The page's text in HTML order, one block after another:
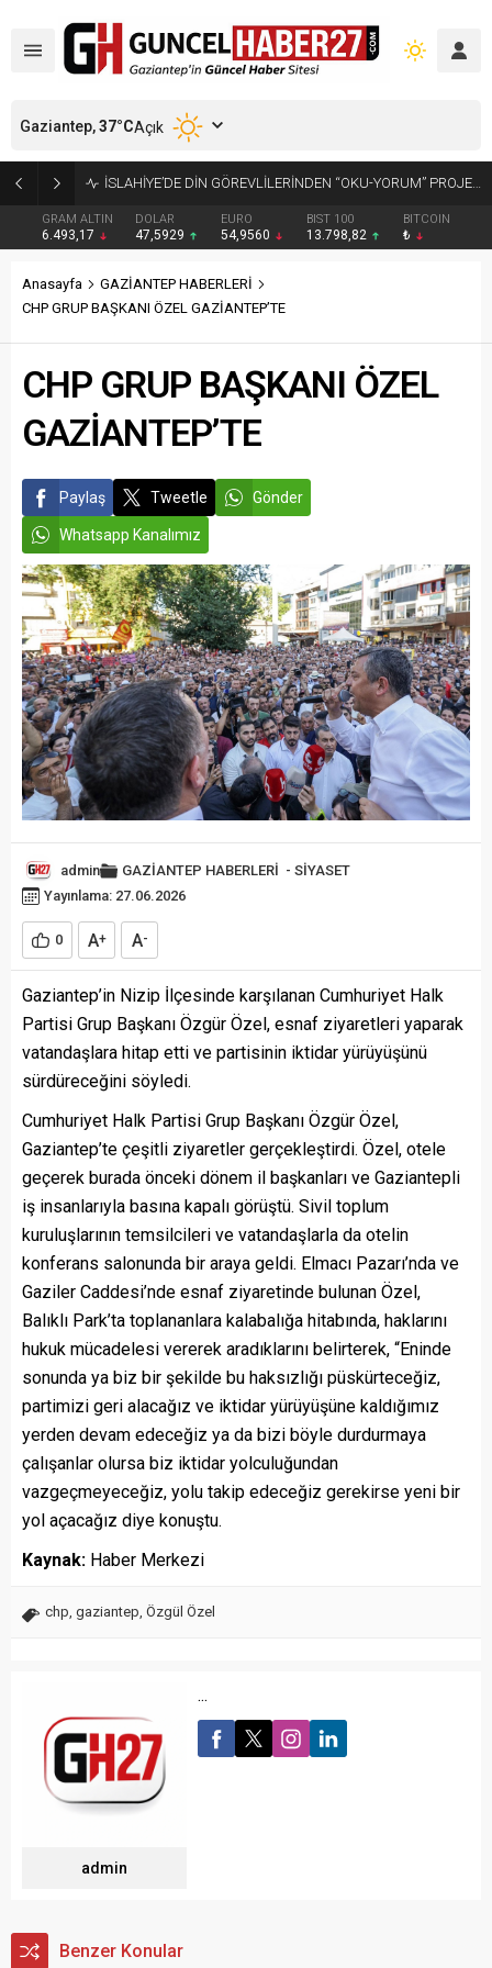
GRAM ALTIN
6.493,17
DOLAR
47,5929
EURO
54,9560
BIST 100
13.798,82
BITCOIN
₺
Gaziantep,37°CAçık
Anasayfa
GAZİANTEP HABERLERİ
CHP GRUP BAŞKANI ÖZEL GAZİANTEP’TE
CHP GRUP BAŞKANI ÖZEL
GAZİANTEP’TE
Paylaş Tweetle Gönder
Whatsapp Kanalımız
admin GAZİANTEP HABERLERİ - SİYASET
Yayınlama: 27.06.2026
0 A+ A-
Gaziantep’in Nizip İlçesinde karşılanan Cumhuriyet Halk
Partisi Grup Başkanı Özgür Özel, esnaf ziyaretleri yaparak
vatandaşlara hitap etti ve partisinin iktidar yürüyüşünü
sürdüreceğini söyledi.
Cumhuriyet Halk Partisi Grup Başkanı Özgür Özel,
Gaziantep’te çeşitli ziyaretler gerçekleştirdi. Özel, otele
geçerek burada önceki dönem il başkanları ve Gaziantepli
iş insanlarıyla basına kapalı görüştü. Sivil toplum
kuruluşlarının temsilcileri ve vatandaşlarla da otelin
konferans salonunda bir araya geldi. Elmacı Pazarı’nda ve
Gaziler Caddesi’nde esnaf ziyaretinde bulunan Özel,
Balıklı Park’ta toplananlara kalabalığa hitabında, haklarını
hukuk mücadelesi vererek aradıklarını belirterek, “Eninde
sonunda ya biz bir şekilde bu haksızlığı püskürteceğiz,
partimizi geri alacağız ve iktidar yürüyüşüne kaldığımız
yerden devam edeceğiz ya da bizi böyle durdurmaya
çalışanlar olursa biz iktidar yolculuğundan
vazgeçmeyeceğiz, yolu takip edeceğiz gerekirse yeni bir
yol açacağız diye konuştu.
Kaynak: Haber Merkezi
chp, gaziantep, Özgül Özel
admin
...
Benzer Konular